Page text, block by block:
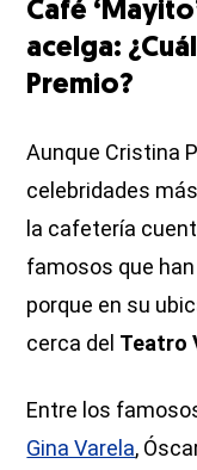
Café
acelga:
Premio?
Aunque Cristina
celebridades
la cafetería
famosos que
porque en su
cerca del Teatro
Entre los
Gina Varela,